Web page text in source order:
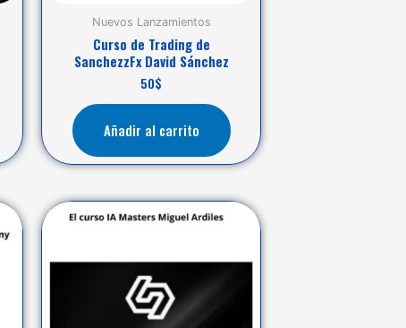
Nuevos Lanzamientos
Curso de Trading de
SanchezzFx David Sánchez
50$
Añadir al carrito